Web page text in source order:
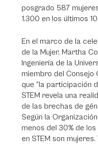
posgrado 587
1.300 en los últimos
En el marco de la
de la Mujer, Martha
Ingeniería de la
miembro del Consejo
que “la participación
STEM revela una
de las brechas de
Según la
menos del 30% de
en STEM son